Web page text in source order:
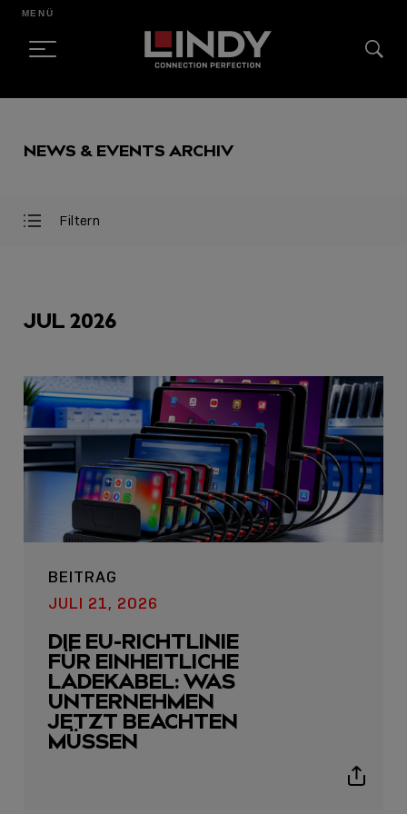
CONTENT
MENÜ
NEWS & EVENTS ARCHIV
Filter
Filter
Filtern
AUSGEWÄHLT
USB C
USB-C ÜBER LANGE
DISTANZEN: AKTIVE
USB-C-KABEL FÜR
STABILE 10 GBIT/S BIS
15 M
JUL 2026
BEITRAG
JULI 21, 2026
DIE EU-RICHTLINIE
FÜR EINHEITLICHE
LADEKABEL: WAS
UNTERNEHMEN
JETZT BEACHTEN
MÜSSEN
Show